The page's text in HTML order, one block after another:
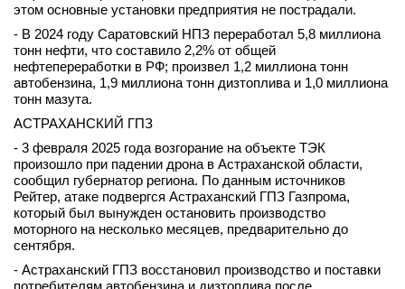
этом основные установки предприятия не пострадали.
- В 2024 году Саратовский НПЗ переработал 5,8 миллиона
тонн нефти, что составило 2,2% от общей
нефтепереработки в РФ; произвел 1,2 миллиона тонн
автобензина, 1,9 миллиона тонн дизтоплива и 1,0 миллиона
тонн мазута.
АСТРАХАНСКИЙ ГПЗ
- 3 февраля 2025 года возгорание на объекте ТЭК
произошло при падении дрона в Астраханской области,
сообщил губернатор региона. По данным источников
Рейтер, атаке подвергся Астраханский ГПЗ Газпрома,
который был вынужден остановить производство
моторного на несколько месяцев, предварительно до
сентября.
- Астраханский ГПЗ восстановил производство и поставки
потребителям автобензина и дизтоплива после